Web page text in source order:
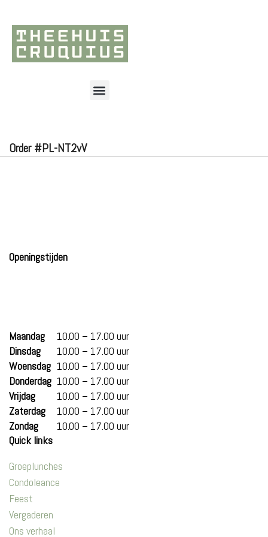
Order #PL-NT2vV
Openingstijden
Maandag
10.00 – 17.00 uur
Dinsdag
10.00 – 17.00 uur
Woensdag 10.00 – 17.00 uur
Donderdag 10.00 – 17.00 uur
Vrijdag
10.00 – 17.00 uur
Zaterdag
10.00 – 17.00 uur
Zondag
10.00 – 17.00 uur
Quick links
Groeplunches
Condoleance
Feest
Vergaderen
Ons verhaal